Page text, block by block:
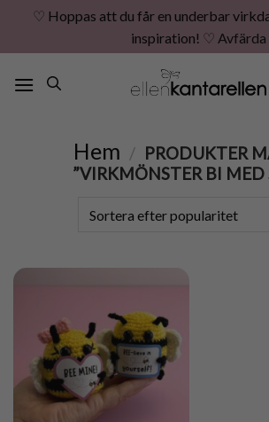
♡ Hoppas att du får en underbar
inspiration! ♡ Avfärda
Hem / PRODUKTER
”VIRKMÖNSTER BI MED